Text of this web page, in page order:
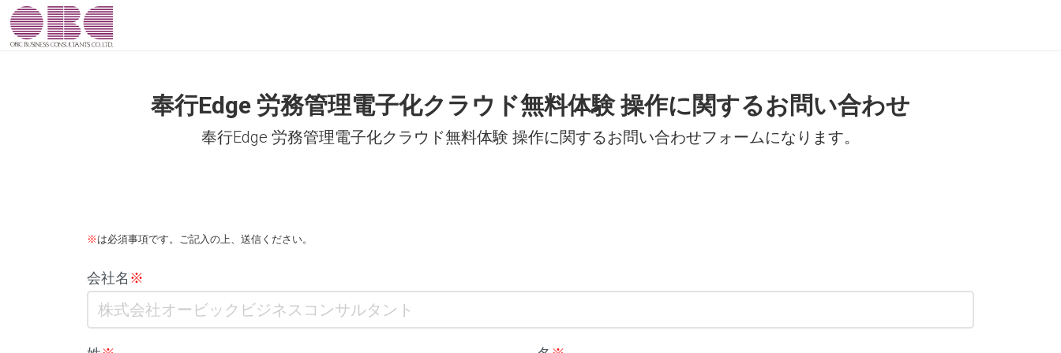
奉行Edge 労務管理電子化クラウド無料体験 操作に関するお問い合わせ
奉行Edge 労務管理電子化クラウド無料体験 操作に関するお問い合わせフォームになります。
※ は必須事項です。ご記入の上、送信ください。
会社名 ※